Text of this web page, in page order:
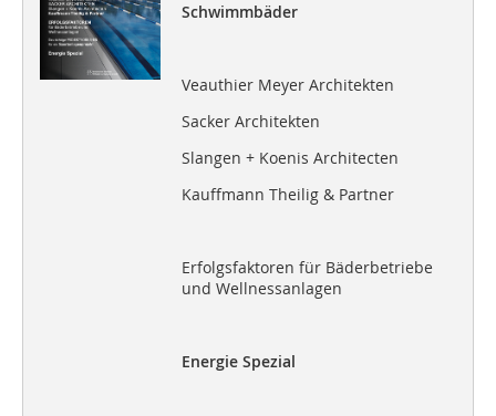
Schwimmbäder
Veauthier Meyer Architekten
Sacker Architekten
Slangen + Koenis Architecten
Kauffmann Theilig & Partner
Erfolgsfaktoren für Bäderbetriebe
und Wellnessanlagen
Energie Spezial